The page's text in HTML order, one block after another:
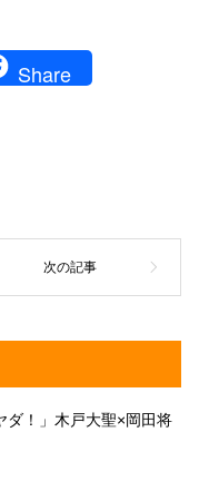
Share
ダ！」木戸大聖×岡田将